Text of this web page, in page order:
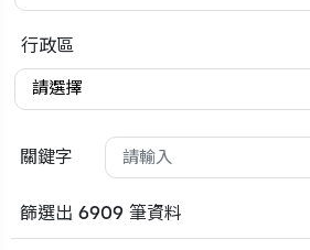
行政區
請選擇
關鍵字
篩選出 6909 筆資料